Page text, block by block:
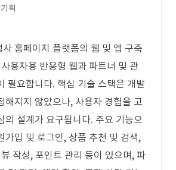
획
홈페이지 플랫폼의 웹 및 앱 구축
용자용 반응형 웹과 파트너 및 관
필요합니다. 핵심 기술 스택은 개발
해지지 않았으나, 사용자 경험을 고
의 설계가 요구됩니다. 주요 기능으
가입 및 로그인, 상품 추천 및 검색,
작성, 포인트 관리 등이 있으며, 파